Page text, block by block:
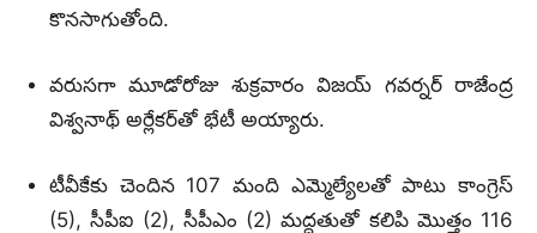
కొనసాగుతోంది.
వరుసగా మూడోరోజు శుక్రవారం విజయ్‌ గవర్నర్‌ రాజేంద్ర
విశ్వనాథ్‌ అర్లేకర్‌తో భేటీ అయ్యారు.
టీవీకేకు చెందిన 107 మంది ఎమ్మెల్యేలతో పాటు కాంగ్రెస్
(5), సీపీఐ (2), సీపీఎం (2) మద్దతుతో కలిపి మొత్తం 116